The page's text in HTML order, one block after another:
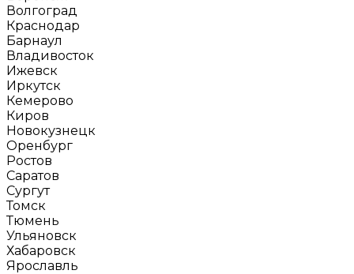
Волгоград
Краснодар
Барнаул
Владивосток
Ижевск
Иркутск
Кемерово
Киров
Новокузнецк
Оренбург
Ростов
Саратов
Сургут
Томск
Тюмень
Ульяновск
Хабаровск
Ярославль